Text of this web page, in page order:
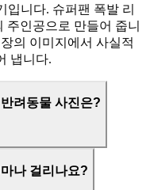
니다. 슈퍼팬 폭발 리
주인공으로 만들어 줍니
의 이미지에서 사실적
냅니다.
려동물 사진은?
나 걸리나요?